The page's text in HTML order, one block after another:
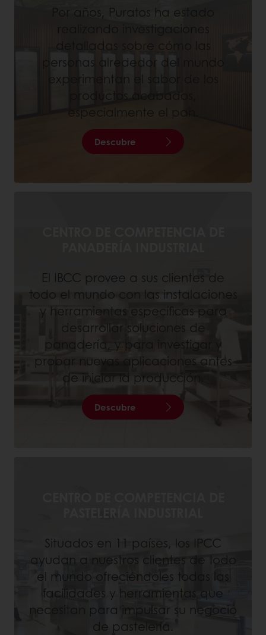
Por años, Puratos ha estado
realizando investigaciones
detalladas sobre cómo las
personas alrededor del mundo
experimentan el sabor de los
productos acabados,
especialmente el pan.
Descubre
El IBCC provee a sus clientes de
todo el mundo con las instalaciones
y herramientas específicas para
desarrollar soluciones de
panadería, y para investigar y
probar nuevas aplicaciones antes
de iniciar la producción.
Descubre
Situados en 11 países, los IPCC
ayudan a nuestros clientes de todo
el mundo ofreciéndoles todas las
facilidades y herramientas que
necesitan para impulsar su negocio
de pastelería.